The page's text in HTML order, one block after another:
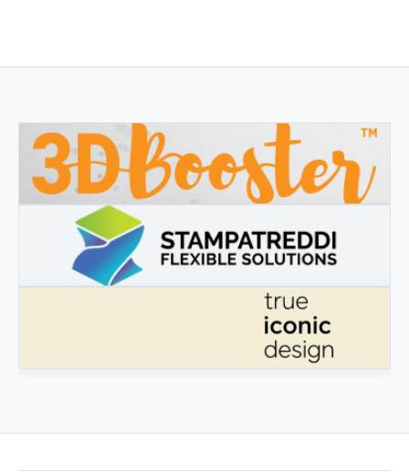
3DBOOSTER
3DBooster - Prodotti innovativi per stampa 3D